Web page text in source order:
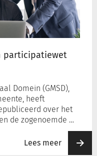
participatiewet
Domein (GMSD),
heeft
over het
de zogenoemde …
Lees meer